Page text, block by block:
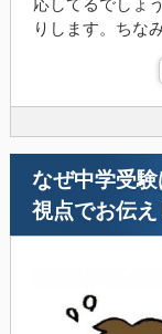
応してるでしょ
りします。ちな
なぜ中学受
視点でお伝え